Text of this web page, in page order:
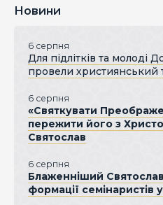
Новини
6 серпня
Для підлітків та молоді
провели християнський
6 серпня
«Святкувати
пережити його з
Святослав
6 серпня
Блаженніший
формації семінаристів